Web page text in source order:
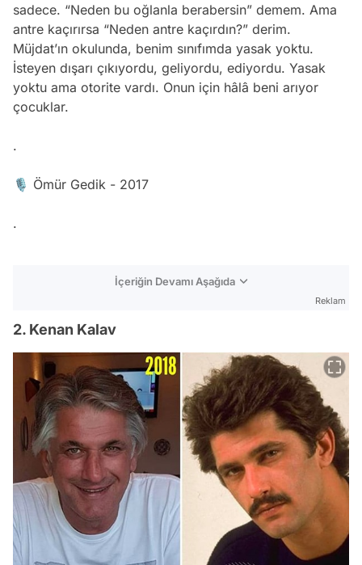
sadece. “Neden bu oğlanla berabersin” demem. Ama
antre kaçırırsa “Neden antre kaçırdın?” derim.
Müjdat’ın okulunda, benim sınıfımda yasak yoktu.
İsteyen dışarı çıkıyordu, geliyordu, ediyordu. Yasak
yoktu ama otorite vardı. Onun için hâlâ beni arıyor
çocuklar.
.
🎙 Ömür Gedik - 2017
.
İçeriğin Devamı Aşağıda
Reklam
2. Kenan Kalav